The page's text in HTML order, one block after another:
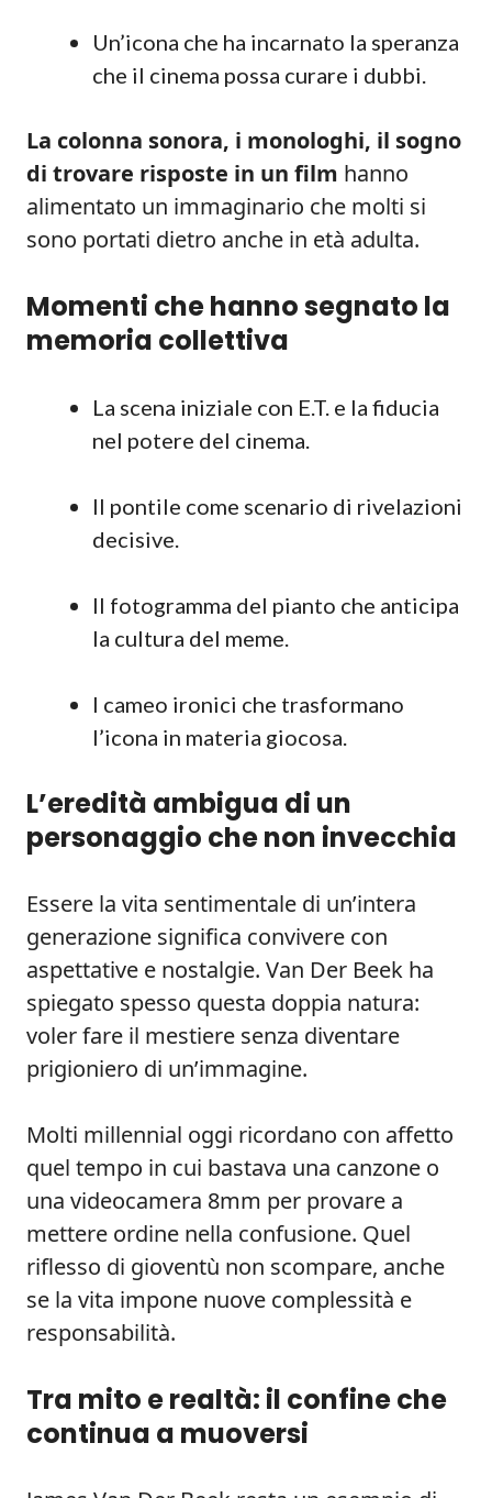
Un’icona che ha incarnato la speranza
che il cinema possa curare i dubbi.
La colonna sonora, i monologhi, il sogno
di trovare risposte in un film hanno
alimentato un immaginario che molti si
sono portati dietro anche in età adulta.
Momenti che hanno segnato la
memoria collettiva
La scena iniziale con E.T. e la fiducia
nel potere del cinema.
Il pontile come scenario di rivelazioni
decisive.
Il fotogramma del pianto che anticipa
la cultura del meme.
I cameo ironici che trasformano
l’icona in materia giocosa.
L’eredità ambigua di un
personaggio che non invecchia
Essere la vita sentimentale di un’intera
generazione significa convivere con
aspettative e nostalgie. Van Der Beek ha
spiegato spesso questa doppia natura:
voler fare il mestiere senza diventare
prigioniero di un’immagine.
Molti millennial oggi ricordano con affetto
quel tempo in cui bastava una canzone o
una videocamera 8mm per provare a
mettere ordine nella confusione. Quel
riflesso di gioventù non scompare, anche
se la vita impone nuove complessità e
responsabilità.
Tra mito e realtà: il confine che
continua a muoversi